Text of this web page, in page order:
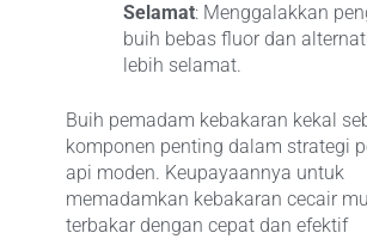
Selamat: Menggalakkan
buih bebas fluor dan
lebih selamat.
Buih pemadam kebakaran kekal
komponen penting dalam strategi
api moden. Keupayaannya untuk
memadamkan kebakaran cecair
terbakar dengan cepat dan efektif